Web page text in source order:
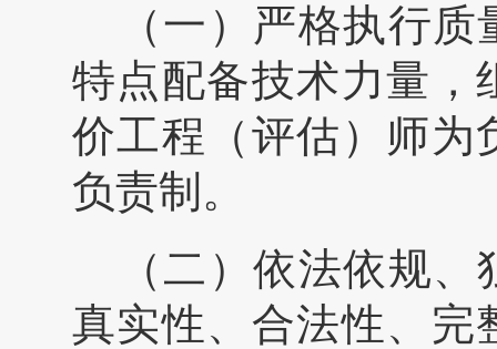
（一）严格执行
特点配备技术力量，
价工程（评估）师为
负责制。
（二）依法依规
真实性、合法性、完